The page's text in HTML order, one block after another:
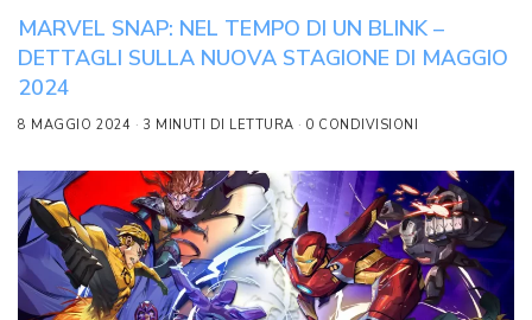
MARVEL SNAP: NEL TEMPO DI UN BLINK –
DETTAGLI SULLA NUOVA STAGIONE DI MAGGIO
2024
8 MAGGIO 2024 3 MINUTI DI LETTURA 0 CONDIVISIONI